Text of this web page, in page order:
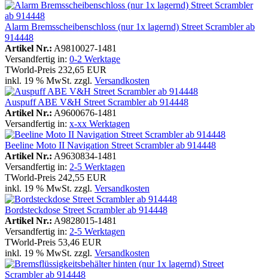
Alarm Bremsscheibenschloss (nur 1x lagernd) Street Scrambler ab
914448
Artikel Nr.: A9810027-1481
Versandfertig in: 0-2 Werktage
TWorld-Preis 232,65 EUR
inkl. 19 % MwSt. zzgl. Versandkosten
Auspuff ABE V&H Street Scrambler ab 914448
Artikel Nr.: A9600676-1481
Versandfertig in: x-xx Werktagen
Beeline Moto II Navigation Street Scrambler ab 914448
Artikel Nr.: A9630834-1481
Versandfertig in: 2-5 Werktagen
TWorld-Preis 242,55 EUR
inkl. 19 % MwSt. zzgl. Versandkosten
Bordsteckdose Street Scrambler ab 914448
Artikel Nr.: A9828015-1481
Versandfertig in: 2-5 Werktagen
TWorld-Preis 53,46 EUR
inkl. 19 % MwSt. zzgl. Versandkosten